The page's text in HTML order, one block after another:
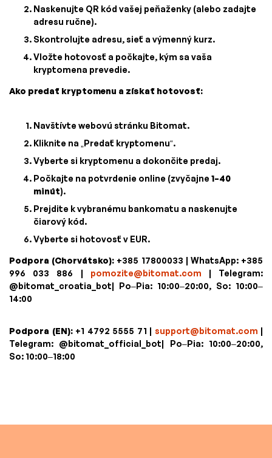
Naskenujte QR kód vašej peňaženky (alebo zadajte
adresu ručne).
Skontrolujte adresu, sieť a výmenný kurz.
Vložte hotovosť a počkajte, kým sa vaša
kryptomena prevedie.
Ako predať kryptomenu a získať hotovosť:
Navštívte webovú stránku Bitomat.
Kliknite na „Predať kryptomenu“.
Vyberte si kryptomenu a dokončite predaj.
Počkajte na potvrdenie online (zvyčajne 1–40
minút).
Prejdite k vybranému bankomatu a naskenujte
čiarový kód.
Vyberte si hotovosť v EUR.
Podpora (Chorvátsko): +385 17800033 | WhatsApp: +385
996 033 886 | pomozite@bitomat.com | Telegram:
@bitomat_croatia_bot| Po–Pia: 10:00–20:00, So: 10:00–
14:00
Podpora (EN):+1 4792 5555 71 | support@bitomat.com |
Telegram: @bitomat_official_bot| Po–Pia: 10:00–20:00,
So: 10:00–18:00